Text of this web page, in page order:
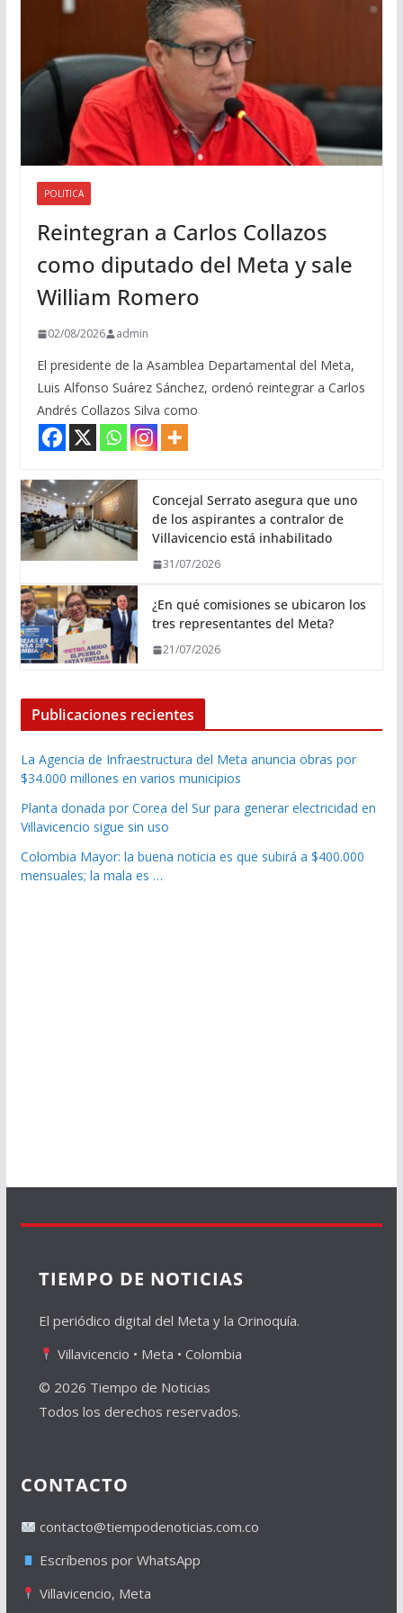
POLITICA
Reintegran a Carlos Collazos
como diputado del Meta y sale
William Romero
02/08/2026 admin
El presidente de la Asamblea Departamental del Meta,
Luis Alfonso Suárez Sánchez, ordenó reintegrar a Carlos
Andrés Collazos Silva como
Concejal Serrato asegura que uno
de los aspirantes a contralor de
Villavicencio está inhabilitado
31/07/2026
¿En qué comisiones se ubicaron los
tres representantes del Meta?
21/07/2026
Publicaciones recientes
La Agencia de Infraestructura del Meta anuncia obras por
$34.000 millones en varios municipios
Planta donada por Corea del Sur para generar electricidad en
Villavicencio sigue sin uso
Colombia Mayor: la buena noticia es que subirá a $400.000
mensuales; la mala es …
TIEMPO DE NOTICIAS
El periódico digital del Meta y la Orinoquía.
Villavicencio • Meta • Colombia
© 2026 Tiempo de Noticias
Todos los derechos reservados.
CONTACTO
contacto@tiempodenoticias.com.co
Escríbenos por WhatsApp
Villavicencio, Meta